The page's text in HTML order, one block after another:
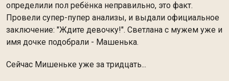
определили пол ребёнка неправильно, это факт.
Провели супер-пупер анализы, и выдали официальное
заключение: "Ждите девочку!". Светлана с мужем уже и
имя дочке подобрали - Машенька.
Сейчас Мишеньке уже за тридцать...